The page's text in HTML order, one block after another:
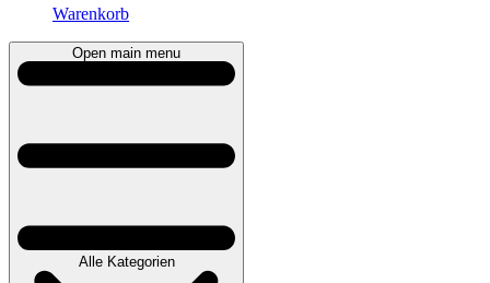
Warenkorb
Open main menu
Alle Kategorien